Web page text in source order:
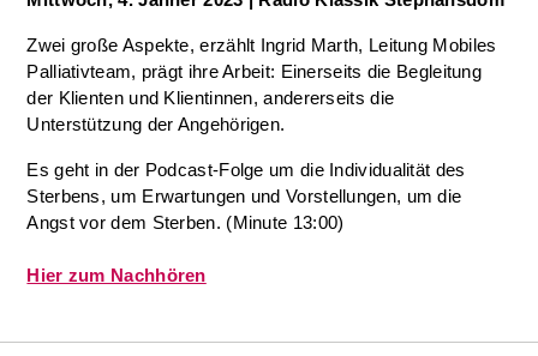
Zwei große Aspekte, erzählt Ingrid Marth, Leitung Mobiles
Palliativteam, prägt ihre Arbeit: Einerseits die Begleitung
der Klienten und Klientinnen, andererseits die
Unterstützung der Angehörigen.
Es geht in der Podcast-Folge um die Individualität des
Sterbens, um Erwartungen und Vorstellungen, um die
Angst vor dem Sterben. (Minute 13:00)
Hier zum Nachhören